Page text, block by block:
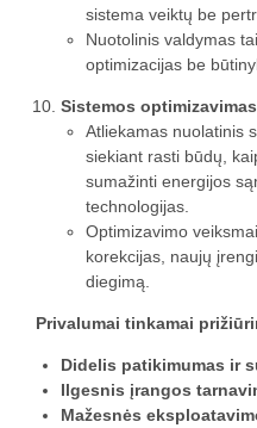
sistema veiktų be
Nuotolinis valdymas
optimizacijas be
Sistemos
Atliekamas nuolatinis
siekiant rasti būdų,
sumažinti energijos
technologijas.
Optimizavimo
korekcijas, naujų
diegimą.
Privalumai tinkamai
Didelis patikimumas ir
Ilgesnis įrangos
Mažesnės